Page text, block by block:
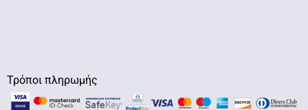
Τρόποι πληρωμής